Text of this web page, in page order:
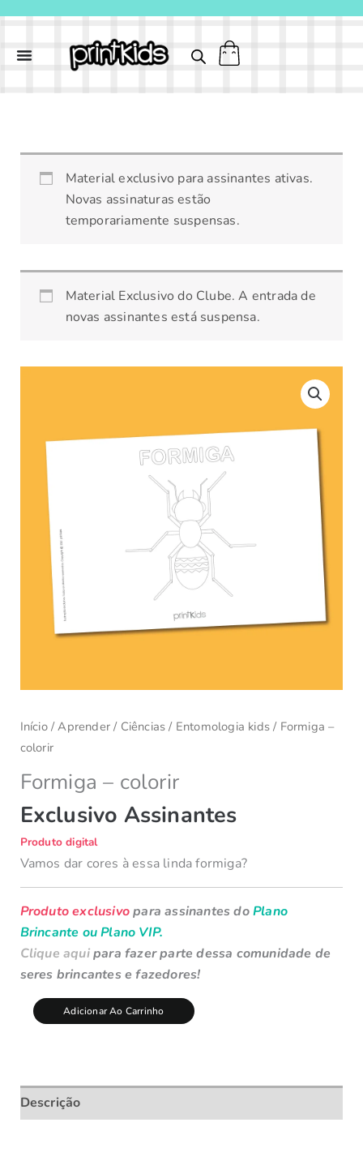
Material exclusivo para assinantes ativas.
Novas assinaturas estão
temporariamente suspensas.
Material Exclusivo do Clube. A entrada de
novas assinantes está suspensa.
Início/Aprender / Ciências / Entomologia kids / Formiga –
colorir
Formiga – colorir
Exclusivo Assinantes
Produto digital
Vamos dar cores à essa linda formiga?
Produto exclusivopara assinantes doPlano
Brincante ou Plano VIP.
Clique aquipara fazer parte dessa comunidade de
seres brincantes e fazedores!
quantidade
Adicionar Ao Carrinho
Descrição